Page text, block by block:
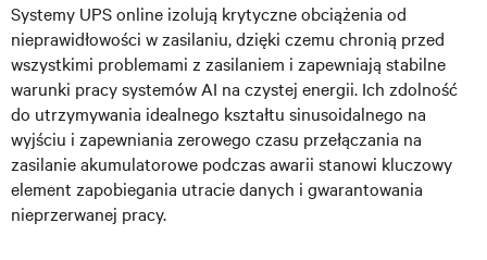
Systemy UPS online izolują krytyczne obciążenia od
nieprawidłowości w zasilaniu, dzięki czemu chronią przed
wszystkimi problemami z zasilaniem i zapewniają stabilne
warunki pracy systemów AI na czystej energii. Ich zdolność
do utrzymywania idealnego kształtu sinusoidalnego na
wyjściu i zapewniania zerowego czasu przełączania na
zasilanie akumulatorowe podczas awarii stanowi kluczowy
element zapobiegania utracie danych i gwarantowania
nieprzerwanej pracy.